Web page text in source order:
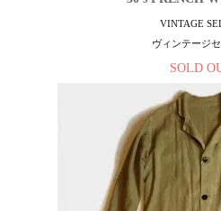
VINTAGE
ヴィンテージ
SOLD